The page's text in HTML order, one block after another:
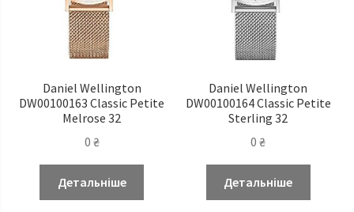
Daniel Wellington
DW00100163 Classic Petite
Melrose 32
0 ₴
Детальніше
Daniel Wellington
DW00100164 Classic Petite
Sterling 32
0₴
Детальніше